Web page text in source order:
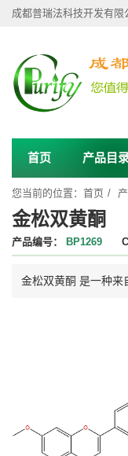
成都普瑞法科技开发有限
首页 产品目
您当前的位置： 首页
金松双黄酮
产品编号： BP1269
金松双黄酮 是一种来